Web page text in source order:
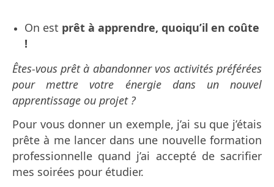
On est prêt à apprendre, quoiqu’il en coûte
!
Êtes-vous prêt à abandonner vos activités préférées
pour mettre votre énergie dans un nouvel
apprentissage ou projet ?
Pour vous donner un exemple, j’ai su que j’étais
prête à me lancer dans une nouvelle formation
professionnelle quand j’ai accepté de sacrifier
mes soirées pour étudier.